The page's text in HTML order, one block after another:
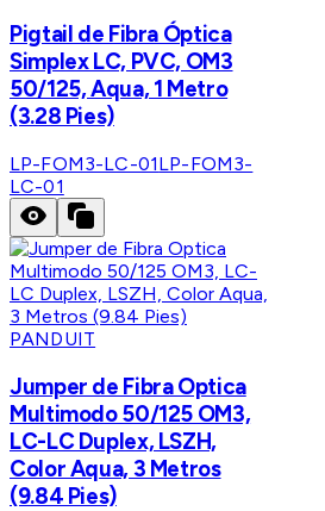
Pigtail de Fibra Óptica
Simplex LC, PVC, OM3
50/125, Aqua, 1 Metro
(3.28 Pies)
LP-FOM3-LC-01LP-FOM3-
LC-01
PANDUIT
Jumper de Fibra Optica
Multimodo 50/125 OM3,
LC-LC Duplex, LSZH,
Color Aqua, 3 Metros
(9.84 Pies)